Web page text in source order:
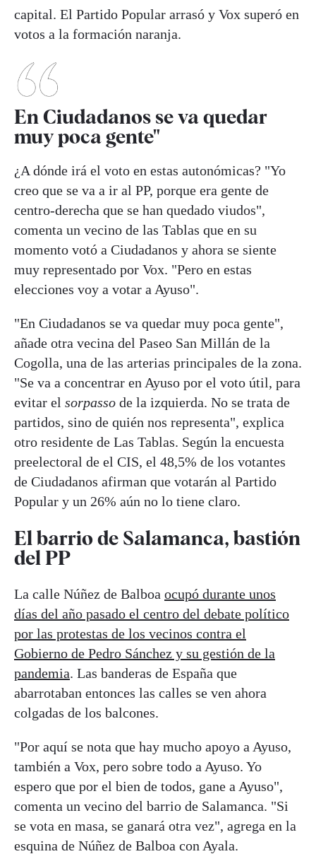
capital. El Partido Popular arrasó y Vox superó en
votos a la formación naranja.
En Ciudadanos se va quedar
muy poca gente"
¿A dónde irá el voto en estas autonómicas? "Yo
creo que se va a ir al PP, porque era gente de
centro-derecha que se han quedado viudos",
comenta un vecino de las Tablas que en su
momento votó a Ciudadanos y ahora se siente
muy representado por Vox. "Pero en estas
elecciones voy a votar a Ayuso".
"En Ciudadanos se va quedar muy poca gente",
añade otra vecina del Paseo San Millán de la
Cogolla, una de las arterias principales de la zona.
"Se va a concentrar en Ayuso por el voto útil, para
evitar el sorpasso de la izquierda. No se trata de
partidos, sino de quién nos representa", explica
otro residente de Las Tablas. Según la encuesta
preelectoral de el CIS, el 48,5% de los votantes
de Ciudadanos afirman que votarán al Partido
Popular y un 26% aún no lo tiene claro.
El barrio de Salamanca, bastión
del PP
La calle Núñez de Balboa ocupó durante unos
días del año pasado el centro del debate político
por las protestas de los vecinos contra el
Gobierno de Pedro Sánchez y su gestión de la
pandemia. Las banderas de España que
abarrotaban entonces las calles se ven ahora
colgadas de los balcones.
"Por aquí se nota que hay mucho apoyo a Ayuso,
también a Vox, pero sobre todo a Ayuso. Yo
espero que por el bien de todos, gane a Ayuso",
comenta un vecino del barrio de Salamanca. "Si
se vota en masa, se ganará otra vez", agrega en la
esquina de Núñez de Balboa con Ayala.